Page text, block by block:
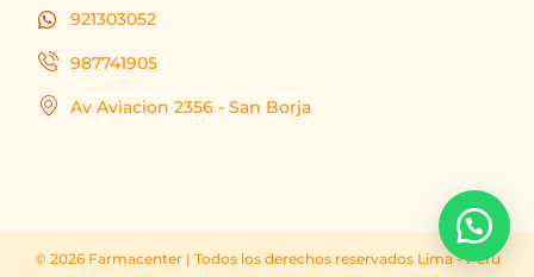
921303052
987741905
Av Aviacion 2356 - San Borja
© 2026 Farmacenter | Todos los derechos reservados Lima - Peru